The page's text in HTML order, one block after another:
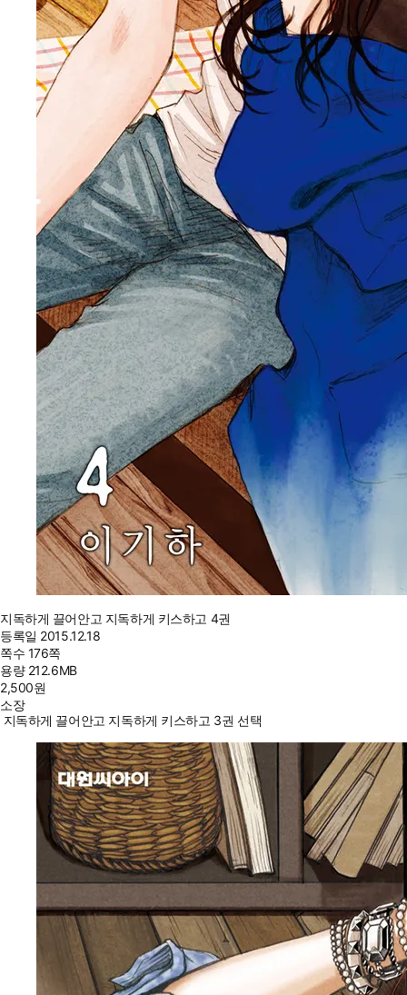
지독하게 끌어안고 지독하게 키스하고 4권
등록일 2015.12.18
쪽수 176쪽
용량 212.6MB
2,500원
소장
지독하게 끌어안고 지독하게 키스하고 3권 선택